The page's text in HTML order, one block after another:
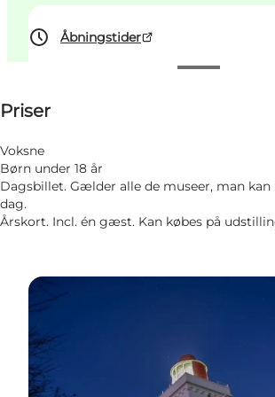
Åbningstider
Priser
Voksne
Børn under 18 år
Dagsbillet. Gælder alle de museer, man kan
dag.
Årskort. Incl. én gæst. Kan købes på